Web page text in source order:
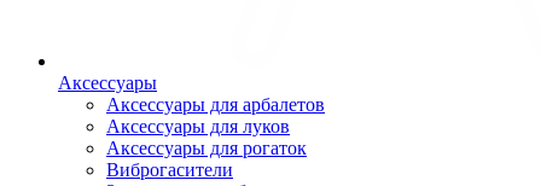
Аксессуары
Аксессуары для арбалетов
Аксессуары для луков
Аксессуары для рогаток
Виброгасители